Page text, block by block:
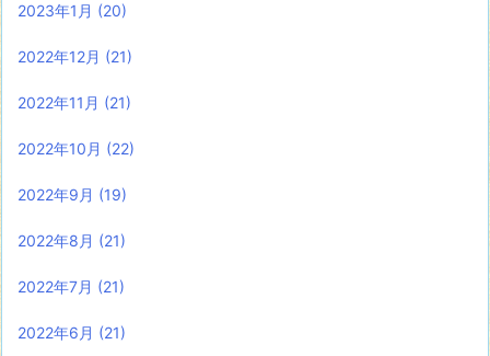
2023年1月 (20)
2022年12月 (21)
2022年11月 (21)
2022年10月 (22)
2022年9月 (19)
2022年8月 (21)
2022年7月 (21)
2022年6月 (21)